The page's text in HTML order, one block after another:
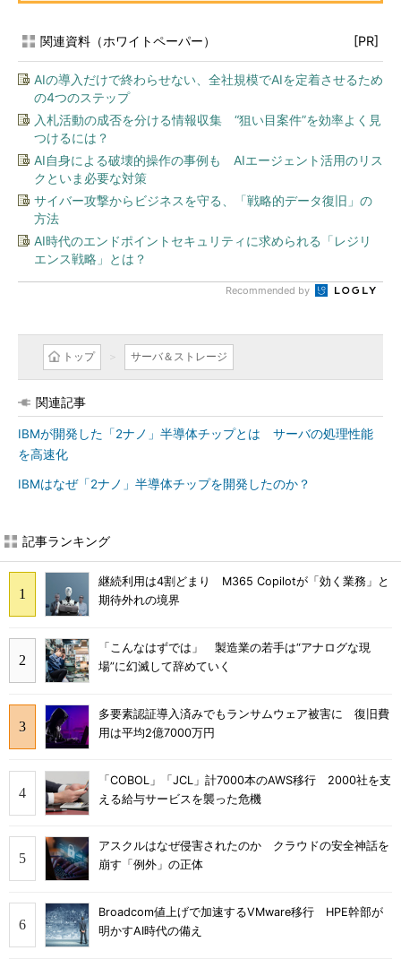
関連資料（ホワイトペーパー） [PR]
AIの導入だけで終わらせない、全社規模でAIを定着させるため
の4つのステップ
入札活動の成否を分ける情報収集 “狙い目案件”を効率よく見
つけるには？
AI自身による破壊的操作の事例も AIエージェント活用のリス
クといま必要な対策
サイバー攻撃からビジネスを守る、「戦略的データ復旧」の
方法
AI時代のエンドポイントセキュリティに求められる「レジリ
エンス戦略」とは？
Recommended by
トップ サーバ＆ストレージ
関連記事
IBMが開発した「2ナノ」半導体チップとは サーバの処理性能
を高速化
IBMはなぜ「2ナノ」半導体チップを開発したのか？
記事ランキング
継続利用は4割どまり M365 Copilotが「効く業務」と
期待外れの境界
「こんなはずでは」 製造業の若手は“アナログな現
場”に幻滅して辞めていく
多要素認証導入済みでもランサムウェア被害に 復旧費
用は平均2億7000万円
「COBOL」「JCL」計7000本のAWS移行 2000社を支
える給与サービスを襲った危機
アスクルはなぜ侵害されたのか クラウドの安全神話を
崩す「例外」の正体
Broadcom値上げで加速するVMware移行 HPE幹部が
明かすAI時代の備え